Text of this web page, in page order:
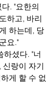
. "요한의
하고, 바리
하는데, 당
요."
하셨다. "너
신랑이 자기
게 할 수 없